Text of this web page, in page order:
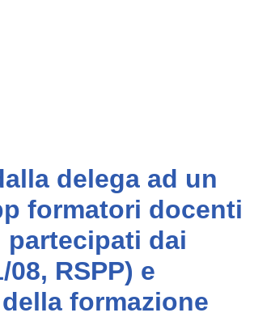
delega ad un
formatori docenti
dai
RSPP) e
formazione